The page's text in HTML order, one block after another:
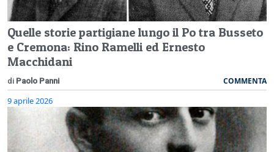
Quelle storie partigiane lungo il Po tra Busseto
e Cremona: Rino Ramelli ed Ernesto
Macchidani
di Paolo Panni COMMENTA
9 aprile 2026